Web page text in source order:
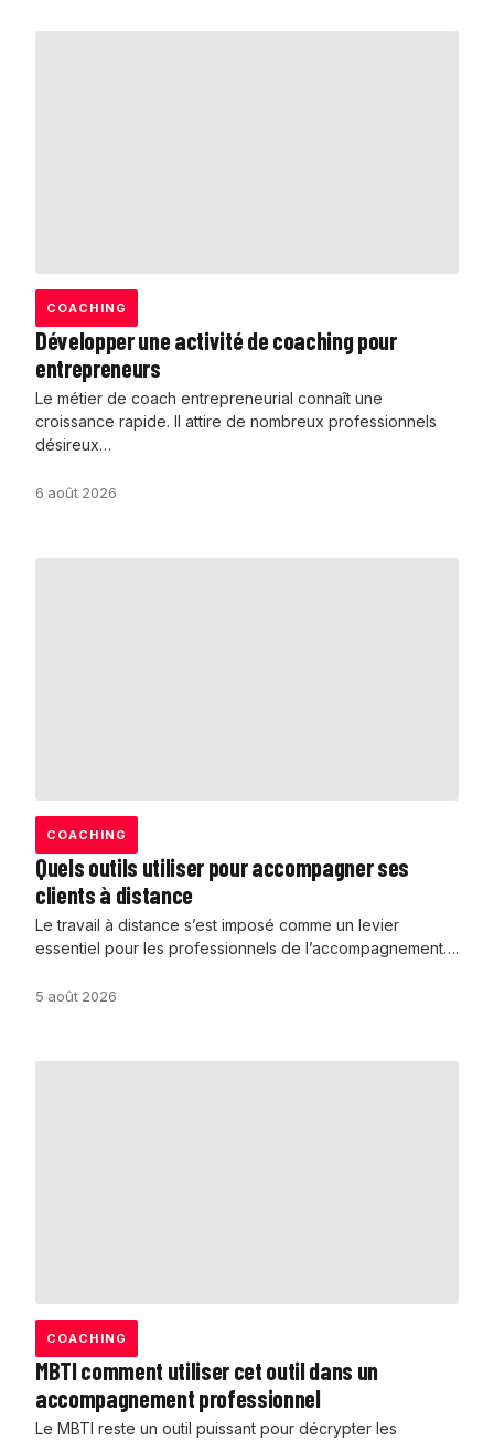
COACHING
Développer une activité de coaching pour
entrepreneurs
Le métier de coach entrepreneurial connaît une
croissance rapide. Il attire de nombreux professionnels
désireux…
6 août 2026
COACHING
Quels outils utiliser pour accompagner ses
clients à distance
Le travail à distance s’est imposé comme un levier
essentiel pour les professionnels de l’accompagnement….
5 août 2026
COACHING
MBTI comment utiliser cet outil dans un
accompagnement professionnel
Le MBTI reste un outil puissant pour décrypter les